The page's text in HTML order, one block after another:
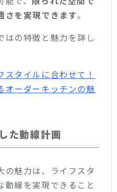
さを実現できます。
はの特徴と魅力を詳し
スタイルに合わせて！
オーダーキッチンの魅
た動線計画
の魅力は、ライフスタ
動線を実現できること